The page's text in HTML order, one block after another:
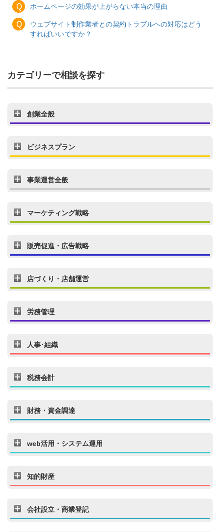
Ｑ ホームページの効果が上がらない本当の理由
Ｑ
ウェブサイト制作業者との契約トラブルへの対応はどう
すればいいですか？
カテゴリーで相談を探す
創業全般
ビジネスプラン
事業運営全般
マーケティング戦略
販売促進・広告戦略
店づくり・店舗運営
労務管理
人事･組織
税務会計
財務・資金調達
web活用・システム運用
知的財産
会社設立・商業登記